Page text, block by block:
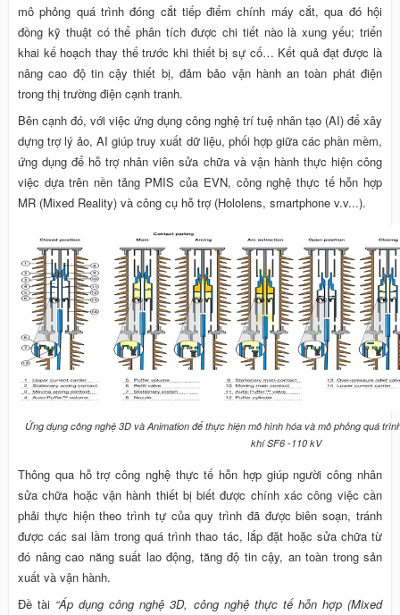
mô phỏng quá trình đóng cắt tiếp điểm chính máy cắt, qua đó hội
đồng kỹ thuật có thể phân tích được chi tiết nào là xung yếu; triển
khai kế hoạch thay thế trước khi thiết bị sự cố… Kết quả đạt được là
nâng cao độ tin cậy thiết bị, đảm bảo vận hành an toàn phát điện
trong thị trường điện cạnh tranh.
Bên cạnh đó, với việc ứng dụng công nghệ trí tuệ nhân tạo (AI) để xây
dựng trợ lý ảo, AI giúp truy xuất dữ liệu, phối hợp giữa các phần mềm,
ứng dụng để hỗ trợ nhân viên sửa chữa và vận hành thực hiện công
việc dựa trên nền tảng PMIS của EVN, công nghệ thực tế hỗn hợp
MR (Mixed Reality) và công cụ hỗ trợ (Hololens, smartphone v.v...).
Ứng dụng công nghệ 3D và Animation để thực hiện mô hình hóa và mô phỏng quá
khí SF6 -110 kV
Thông qua hỗ trợ công nghệ thực tế hỗn hợp giúp người công nhân
sửa chữa hoặc vận hành thiết bị biết được chính xác công việc cần
phải thực hiện theo trình tự của quy trình đã được biên soạn, tránh
được các sai lầm trong quá trình thao tác, lắp đặt hoặc sửa chữa từ
đó nâng cao năng suất lao động, tăng độ tin cậy, an toàn trong sản
xuất và vận hành.
Đề tài “Áp dụng công nghệ 3D, công nghệ thực tế hỗn hợp (Mixed